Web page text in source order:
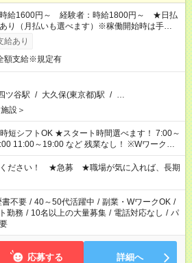
時給1600円～ 経験者：時給1800円～ ★日払
り（月払いも選べます）※稼働開始時は手続き
いとなります。
給あり
額支給※規定有
ツ谷駅 / 大久保(東京都)駅 / …
設＞
ート時間選べます！ 7:00～
～19:00 など 残業なし！ ※Wワークの
と合わせ週40時間超の就業はご案内できませ
、週20時間以上勤務は社会保険への加入対象
者派遣法（日雇い派遣の原則禁止）により、
就業はご案内が難しい場合があります
ください！ ★急募 ★職場が気に入れば、長期
書不要 / 40～50代活躍中 / 副業・WワークOK /
勤務 / 10名以上の大量募集 / 電話対応なし / パ
応募する 詳細へ